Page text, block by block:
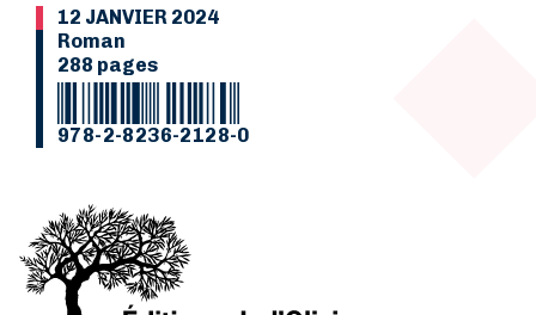
12 JANVIER 2024
Roman
288 pages
978-2-8236-2128-0